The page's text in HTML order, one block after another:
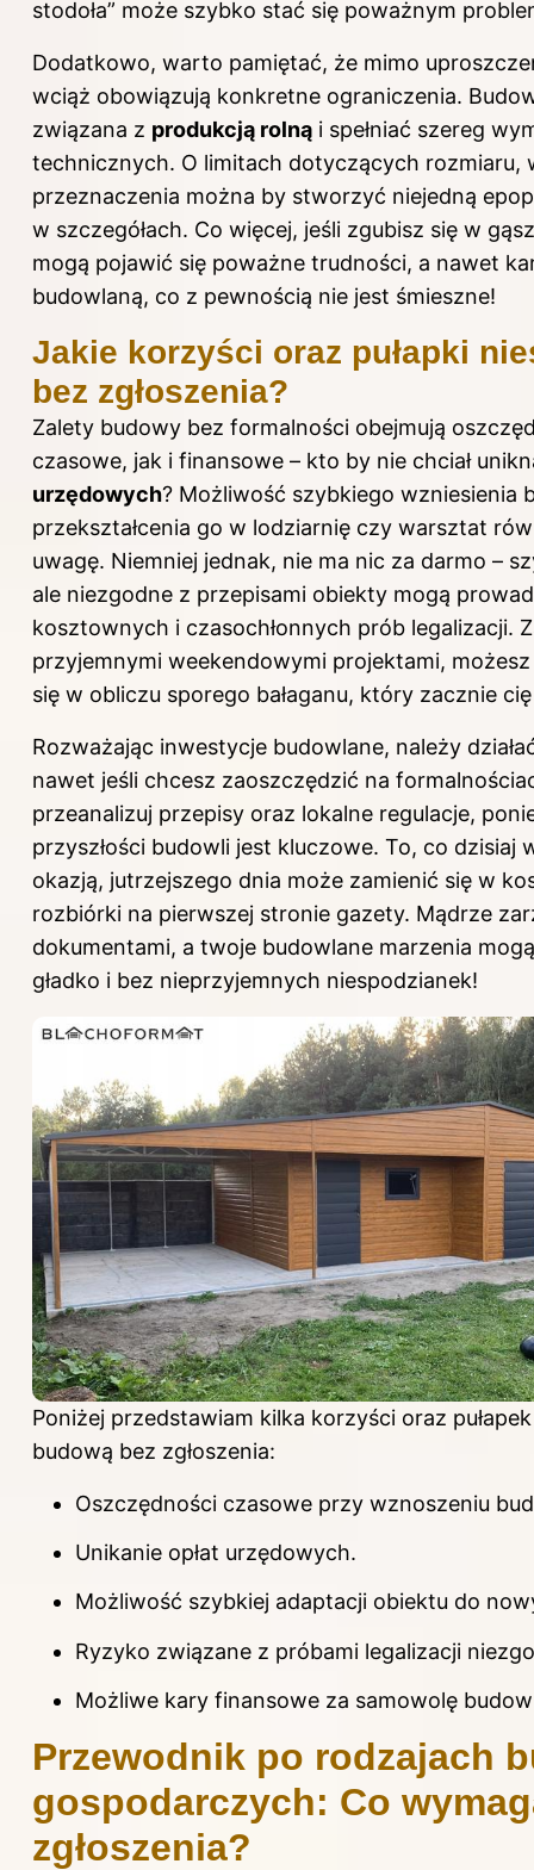
stodoła” może szybko stać się poważnym
Dodatkowo, warto pamiętać, że mimo
wciąż obowiązują konkretne ograniczenia.
związana z produkcją rolną i spełniać szereg
technicznych. O limitach dotyczących rozmiaru,
przeznaczenia można by stworzyć niejedną
w szczegółach. Co więcej, jeśli zgubisz się w
mogą pojawić się poważne trudności, a nawet
budowlaną, co z pewnością nie jest śmieszne!
Jakie korzyści oraz pułapki
bez zgłoszenia?
Zalety budowy bez formalności obejmują
czasowe, jak i finansowe – kto by nie chciał
urzędowych? Możliwość szybkiego wzniesienia
przekształcenia go w lodziarnię czy warsztat
uwagę. Niemniej jednak, nie ma nic za darmo –
ale niezgodne z przepisami obiekty mogą
kosztownych i czasochłonnych prób legalizacji.
przyjemnymi weekendowymi projektami, możesz
się w obliczu sporego bałaganu, który zacznie
Rozważając inwestycje budowlane, należy
nawet jeśli chcesz zaoszczędzić na
przeanalizuj przepisy oraz lokalne regulacje,
przyszłości budowli jest kluczowe. To, co dzisiaj
okazją, jutrzejszego dnia może zamienić się w
rozbiórki na pierwszej stronie gazety. Mądrze
dokumentami, a twoje budowlane marzenia mogą
gładko i bez nieprzyjemnych niespodzianek!
Poniżej przedstawiam kilka korzyści oraz
budową bez zgłoszenia:
Oszczędności czasowe przy wznoszeniu
Unikanie opłat urzędowych.
Możliwość szybkiej adaptacji obiektu do
Ryzyko związane z próbami legalizacji
Możliwe kary finansowe za samowolę
Przewodnik po rodzajach
gospodarczych: Co
zgłoszenia?